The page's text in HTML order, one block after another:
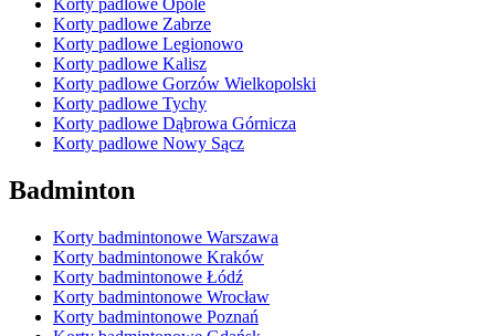
Korty padlowe Zabrze
Korty padlowe Legionowo
Korty padlowe Kalisz
Korty padlowe Gorzów Wielkopolski
Korty padlowe Tychy
Korty padlowe Dąbrowa Górnicza
Korty padlowe Nowy Sącz
Badminton
Korty badmintonowe Warszawa
Korty badmintonowe Kraków
Korty badmintonowe Łódź
Korty badmintonowe Wrocław
Korty badmintonowe Poznań